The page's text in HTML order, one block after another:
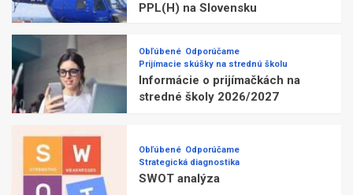
PPL(H) na Slovensku
Obľúbené Odporúčame
Prijímacie skúšky na strednú školu
Informácie o prijímačkách na
stredné školy 2026/2027
Obľúbené Odporúčame
Strategická diagnostika
SWOT analýza